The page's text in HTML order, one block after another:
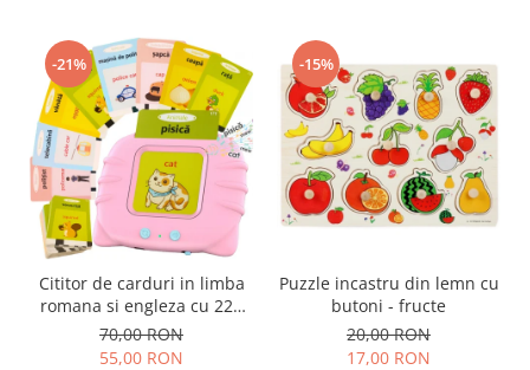
-21%
Cititor de carduri in limba
romana si engleza cu 224
de imagini si sunete,
incarcare USB
70,00 RON
55,00 RON
-15%
Puzzle incastru din lemn cu
butoni - fructe
20,00 RON
17,00 RON